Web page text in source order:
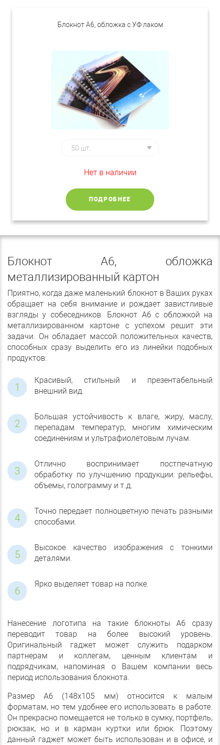
Блокнот А6, обложка с УФ лаком
Нет в наличии
ПОДРОБНЕЕ
Блокнот А6, обложка
металлизированный картон
Приятно, когда даже маленький блокнот в Ваших руках
обращает на себя внимание и рождает завистливые
взгляды у собеседников. Блокнот А6 с обложкой на
металлизированном картоне с успехом решит эти
задачи. Он обладает массой положительных качеств,
способных сразу выделить его из линейки подобных
продуктов:
Красивый, стильный и презентабельный
внешний вид.
Большая устойчивость к влаге, жиру, маслу,
перепадам температур, многим химическим
соединениям и ультрафиолетовым лучам.
Отлично воспринимает постпечатную
обработку по улучшению продукции: рельефы,
объемы, голограмму и т.д.
Точно передает полноцветную печать разными
способами.
Высокое качество изображения с тонкими
деталями.
Ярко выделяет товар на полке.
Нанесение логотипа на такие блокноты А6 сразу
переводит товар на более высокий уровень.
Оригинальный гаджет может служить подарком
партнерам и коллегам, ценным клиентам и
подрядчикам, напоминая о Вашем компании весь
период использования блокнота.
Размер А6 (148х105 мм) относится к малым
форматам, но тем удобнее его использовать в работе.
Он прекрасно помещается не только в сумку, портфель,
рюкзак, но и в карман куртки или брюк. Поэтому
данный гаджет может быть использован и в офисе, и